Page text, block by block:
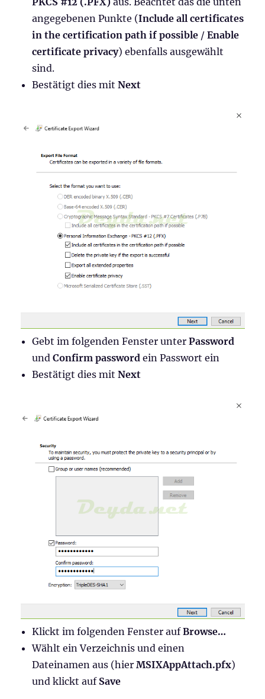
angegebenen Punkte (Include all certificates
in the certification path if possible /Enable
certificate privacy) ebenfalls ausgewählt
sind.
Bestätigt dies mitNext
Gebt im folgenden Fenster unterPassword
undConfirm password ein Passwort ein
Bestätigt dies mitNext
Klickt im folgenden Fenster aufBrowse…
Wählt ein Verzeichnis und einen
Dateinamen aus (hierMSIXAppAttach.pfx)
und klickt auf Save